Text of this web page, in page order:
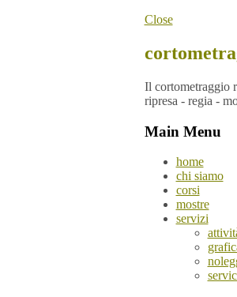
Close
Il cortometraggio
ripresa - regia -
Main Menu
home
chi siamo
corsi
mostre
servizi